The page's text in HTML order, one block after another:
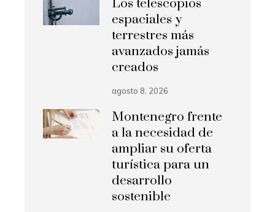
Los telescopios
espaciales y
terrestres más
avanzados jamás
creados
agosto 8, 2026
Montenegro frente
a la necesidad de
ampliar su oferta
turística para un
desarrollo
sostenible